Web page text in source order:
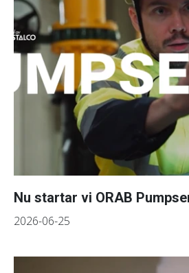
Nu startar vi ORAB
2026-06-25